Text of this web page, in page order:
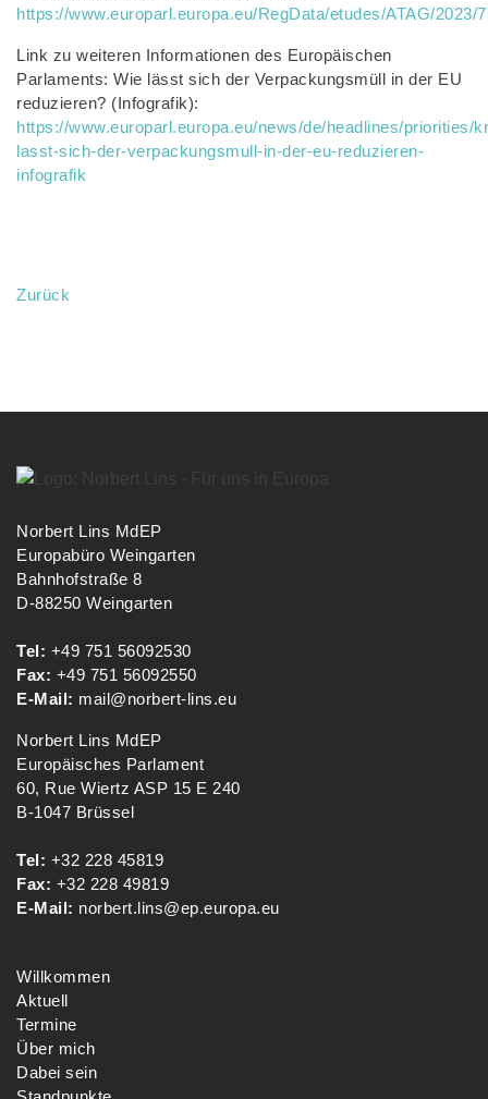
https://www.europarl.europa.eu/RegData/etudes/ATAG/2023/
Link zu weiteren Informationen des Europäischen
Parlaments: Wie lässt sich der Verpackungsmüll in der EU
reduzieren? (Infografik):
https://www.europarl.europa.eu/news/de/headlines/priorities/
lasst-sich-der-verpackungsmull-in-der-eu-reduzieren-
infografik
Zurück
Norbert Lins MdEP
Europabüro Weingarten
Bahnhofstraße 8
D-88250 Weingarten
Tel: +49 751 56092530
Fax: +49 751 56092550
E-Mail: mail@norbert-lins.eu
Norbert Lins MdEP
Europäisches Parlament
60, Rue Wiertz ASP 15 E 240
B-1047 Brüssel
Tel: +32 228 45819
Fax: +32 228 49819
E-Mail: norbert.lins@ep.europa.eu
Willkommen
Aktuell
Termine
Über mich
Dabei sein